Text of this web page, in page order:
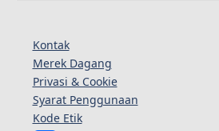
Kontak
Merek Dagang
Privasi & Cookie
Syarat Penggunaan
Kode Etik